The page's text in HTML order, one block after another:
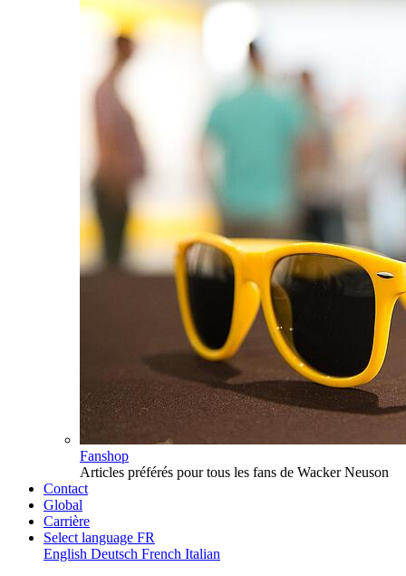
Fanshop
Articles préférés pour tous les fans de Wacker Neuson
Contact
Global
Carrière
Select language FR
English Deutsch French Italian